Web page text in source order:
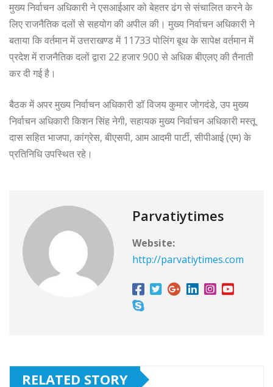
मुख्य निर्वाचन अधिकारी ने एसआईआर को बेहतर ढंग से संचालित करने के
लिए राजनैतिक दलों से सहयोग की अपील की। मुख्य निर्वाचन अधिकारी ने
बताया कि वर्तमान में उत्तराखण्ड में 11733 पोलिंग बूथ के सापेक्ष वर्तमान में
प्रदेश में राजनैतिक दलों द्वारा 22 हजार 900 से अधिक बीएलए की तैनाती
कर दी गई है।
बैठक में अपर मुख्य निर्वाचन अधिकारी डॉ विजय कुमार जोगदंडे, उप मुख्य
निर्वाचन अधिकारी किशन सिंह नेगी, सहायक मुख्य निर्वाचन अधिकारी मस्तू
दास सहित भाजपा, कांग्रेस, बीएसपी, आम आदमी पार्टी, सीपीआई (एम) के
प्रतिनिधि उपस्थित रहे।
Parvatiytimes
Website:
http://parvatiytimes.com
RELATED STORY